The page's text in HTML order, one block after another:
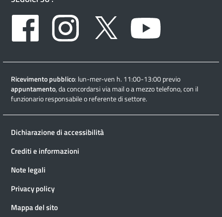
Facebook
Instagram Twitter
Ricevimento pubblico: lun-mer-ven h. 11:00-13:00 previo
appuntamento, da concordarsi via mail o a mezzo telefono, con il
funzionario responsabile o referente di settore.
Dichiarazione di accessibilità
Crediti e informazioni
Note legali
Privacy policy
Mappa del sito